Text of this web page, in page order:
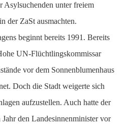
Asylsuchenden unter freiem
der ZaSt ausmachten.
beginnt bereits 1991. Bereits
UN-Flüchtlingskommissar
vor dem Sonnenblumenhaus
Doch die Stadt weigerte sich
aufzustellen. Auch hatte der
den Landesinnenminister vor